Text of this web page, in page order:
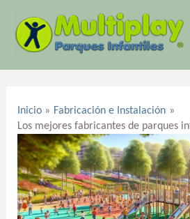
contenido
Inicio
Fabricación e Instalación
Los mejores fabricantes de parques
entradas